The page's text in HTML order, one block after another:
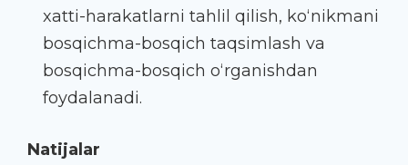
xatti-harakatlarni tahlil qilish, ko‘nikmani
bosqichma-bosqich taqsimlash va
bosqichma-bosqich o‘rganishdan
foydalanadi.
Natijalar